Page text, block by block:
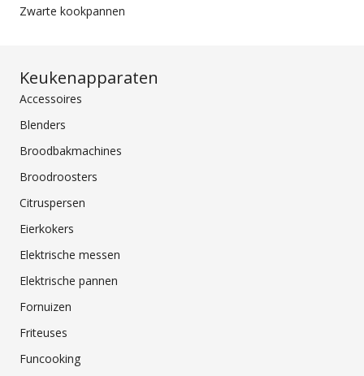
Zwarte kookpannen
Keukenapparaten
Accessoires
Blenders
Broodbakmachines
Broodroosters
Citruspersen
Eierkokers
Elektrische messen
Elektrische pannen
Fornuizen
Friteuses
Funcooking